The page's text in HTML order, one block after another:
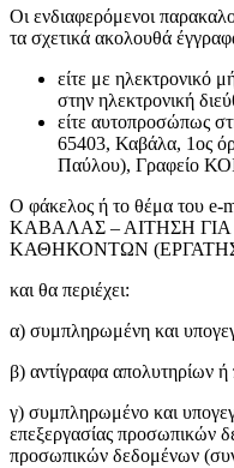
Οι ενδιαφερόμενοι
τα σχετικά ακολουθά
είτε με ηλεκτρονικό
στην ηλεκτρονική
είτε αυτοπροσώπως
65403, Καβάλα, 1ος
Παύλου), Γραφείο
O φάκελος ή το θέμα του
ΚΑΒΑΛΑΣ – ΑΙΤΗΣΗ
ΚΑΘΗΚΟΝΤΩΝ
και θα περιέχει:
α) συμπληρωμένη και
β) αντίγραφα απολυτηρίων ή
γ) συμπληρωμένο και
επεξεργασίας προσωπικών
προσωπικών δεδομένων